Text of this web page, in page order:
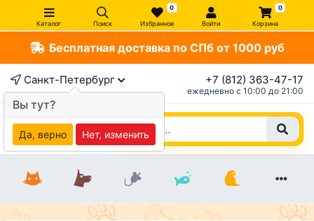
Каталог Поиск
0
Избранное Войти
0
Корзина
Бесплатная доставка по СПб от 1000 руб
Санкт-Петербург +7 (812) 363-47-17
ежедневно c 10:00 до 21:00
Вы тут?
Да, верно Нет, изменить